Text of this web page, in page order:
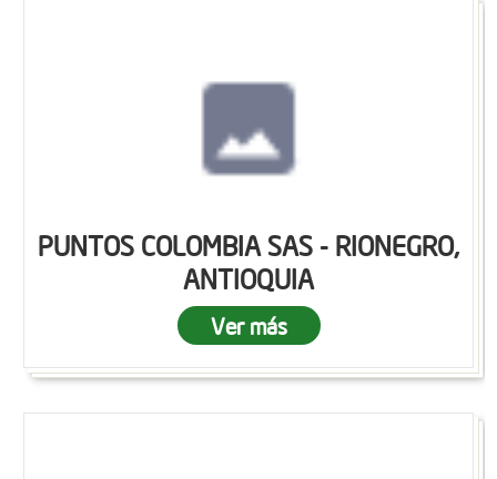
PUNTOS COLOMBIA SAS - RIONEGRO,
ANTIOQUIA
Ver más